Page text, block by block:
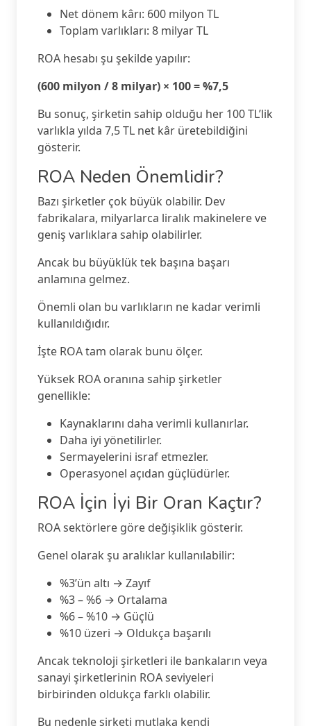
Net dönem kârı: 600 milyon TL
Toplam varlıkları: 8 milyar TL
ROA hesabı şu şekilde yapılır:
(600 milyon / 8 milyar) × 100 = %7,5
Bu sonuç, şirketin sahip olduğu her 100 TL’lik
varlıkla yılda 7,5 TL net kâr üretebildiğini
gösterir.
ROA Neden Önemlidir?
Bazı şirketler çok büyük olabilir. Dev
fabrikalara, milyarlarca liralık makinelere ve
geniş varlıklara sahip olabilirler.
Ancak bu büyüklük tek başına başarı
anlamına gelmez.
Önemli olan bu varlıkların ne kadar verimli
kullanıldığıdır.
İşte ROA tam olarak bunu ölçer.
Yüksek ROA oranına sahip şirketler
genellikle:
Kaynaklarını daha verimli kullanırlar.
Daha iyi yönetilirler.
Sermayelerini israf etmezler.
Operasyonel açıdan güçlüdürler.
ROA İçin İyi Bir Oran Kaçtır?
ROA sektörlere göre değişiklik gösterir.
Genel olarak şu aralıklar kullanılabilir:
%3’ün altı → Zayıf
%3 – %6 → Ortalama
%6 – %10 → Güçlü
%10 üzeri → Oldukça başarılı
Ancak teknoloji şirketleri ile bankaların veya
sanayi şirketlerinin ROA seviyeleri
birbirinden oldukça farklı olabilir.
Bu nedenle şirketi mutlaka kendi